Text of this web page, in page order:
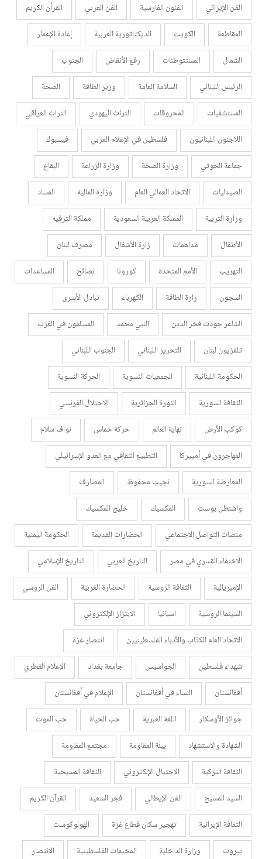
الفن الإيراني
الفنون الفارسية الفن العربي
القرأن الكريم
المقاطعة
الكويت الديكتاتورية العربية
إعادة الإعمار
الشمال
المستتوطنات رفع الأنقاض
الجنوب
الرئيس اللبناني
السلامة العامة وزير الطاقة
الصحة
المستشفيات
المحروقات التراث اليهودي
التراث العراقي
اللاجئون اللبنانيون
فلسطين في الإعلام العربي
فيسبوك
جماعة الحوثي
وزارة الصحة وزارة الزراعة
البقاع
الصيدليات
الاتحاد العمالي العام وزارة المالية
الفساد
وزارة التربية
المملكة العربية السعودية
مملكة الترفيه
الأطفال
مداهمات زارة الأشغال
مصرف لبنان
التهريب
الأمم المتحدة كورونا نصائح
المساعدات
السجون
زارة الطاقة الكهرباء
تبادل الأسرى
الشاعر جودت فخر الدين
النبي محمد
المسلمون في الغرب
تلفزيون لبنان
التحرير اللبناني
الجنوب اللبناني
الحكومة اللبنانية
الجمعيات النسوية
الحركة النسوية
الثقافة السورية
الثورة الجزائرية
الاحتلال الفرنسي
كوكب الأرض
نهاية العالم حركة حماس
نواف سلام
المهاجرون في أمييركا
التطبيع الثقافي مع العدو الإسرائيلي
المعارضة السورية
نجيب محفوظ
المصارف
واشنطن بوست
المكسيك
خليج المكسيك
منصات التواصل الاجتماعي
الحضارات القديمة
الحكومة اليمنية
الاختفاء القسري في مصر
التاريخ العربي
التاريخ الإسلامي
الإمبريالية
الثقافة الروسية الحضارة الغربية
الفن الروسي
السينما الروسية
اسبانيا
الابتزاز الإلكتروني
الاتحاد العام للكتّاب والأدباء الفلسطينيين
انتصار غزة
شهداء فلسطين
الجواسيس جامعة بغداد
الإعلام القطري
أفغانستان
النساء في أفغانستان
الإعلام في أفغانستان
جوائز الأوسكار
اللغة العبرية حب الحياة
حب الموت
الشهادة والاستشهاد
بيئة المقاومة
مجتمع المقاومة
الثقافة التركية
الاحتيال الإلكتروني
الثقافة المسيحية
السيد المسيح
الفن الإيطالي فجر السعيد
القرآن الكريم
الثقافة الإيرانية
تهجير سكان قطاع غزة
الهولوكوست
بيروت
وزارة الداخلية المخيمات الفلسطينية
الانتصار